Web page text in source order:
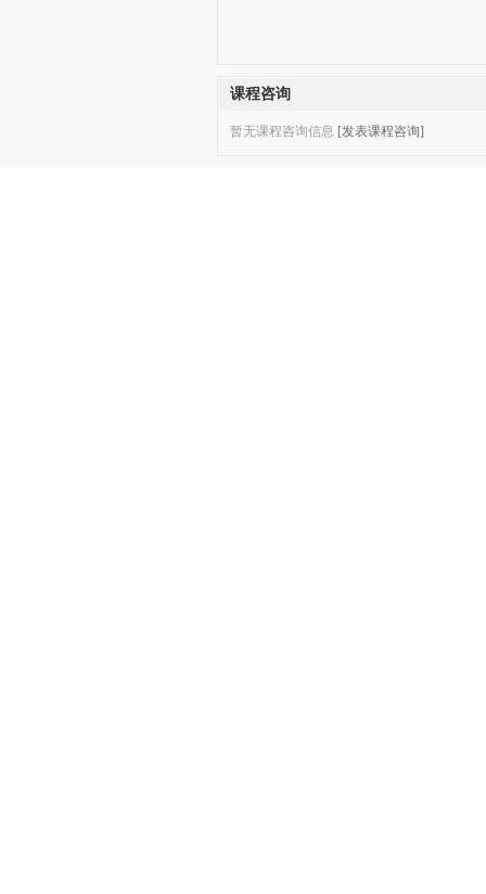
课程咨询
暂无课程咨询信息 [发表课程咨询]